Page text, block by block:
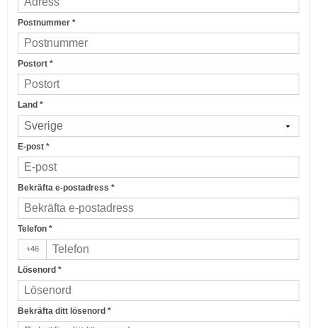
Postnummer *
Postort *
Land *
E-post *
Bekräfta e-postadress *
Telefon *
+46
Lösenord *
Bekräfta ditt lösenord *